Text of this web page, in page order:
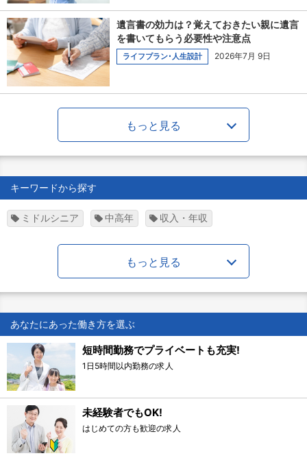
遺言書の効力は？覚えておきたい親に遺言
を書いてもらう必要性や注意点
ライフプラン･人生設計 2026年7月 9日
もっと見る
キーワードから探す
ミドルシニア 中高年 収入・年収
もっと見る
あなたにあった働き方を選ぶ
短時間勤務でプライベートも充実!
1日5時間以内勤務の求人
未経験者でもOK!
はじめての方も歓迎の求人